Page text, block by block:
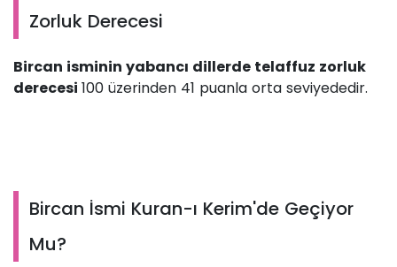
Zorluk Derecesi
Bircan isminin yabancı dillerde telaffuz zorluk
derecesi 100 üzerinden 41 puanla orta seviyededir.
Bircan İsmi Kuran-ı Kerim'de Geçiyor
Mu?